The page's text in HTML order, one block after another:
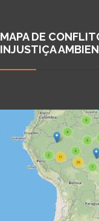
MAPA DE
INJUSTIÇA